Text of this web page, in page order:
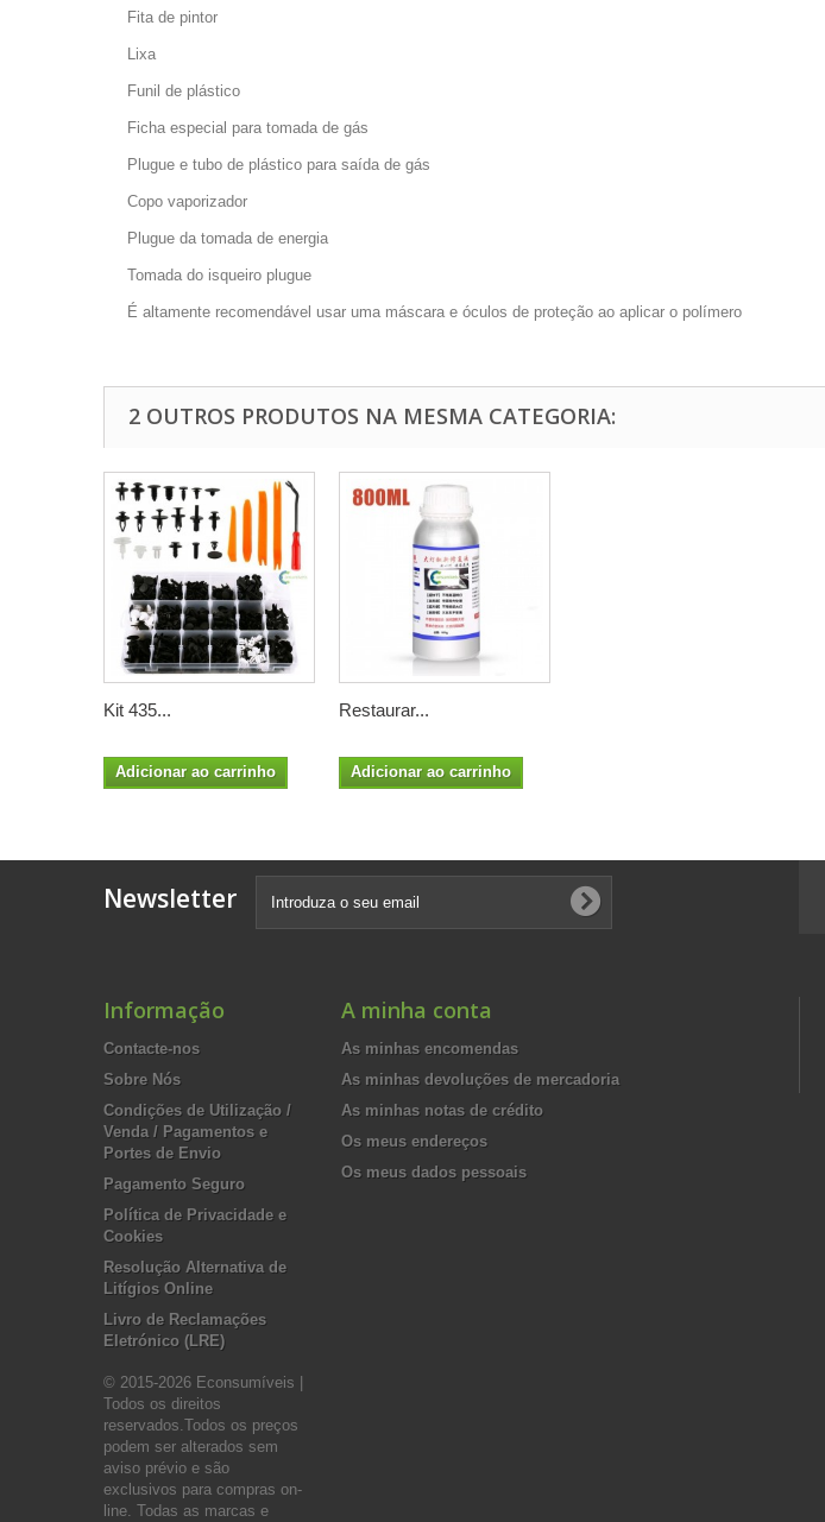
Fita de pintor
Lixa
Funil de plástico
Ficha especial para tomada de gás
Plugue e tubo de plástico para saída de gás
Copo vaporizador
Plugue da tomada de energia
Tomada do isqueiro plugue
É altamente recomendável usar uma máscara e óculos de proteção ao aplicar o polímero
2 OUTROS PRODUTOS NA MESMA CATEGORIA:
Kit 435...
Adicionar ao carrinho
Restaurar...
Adicionar ao carrinho
Newsletter
Informação
Contacte-nos
Sobre Nós
Condições de Utilização /
Venda / Pagamentos e
Portes de Envio
Pagamento Seguro
Política de Privacidade e
Cookies
Resolução Alternativa de
Litígios Online
Livro de Reclamações
Eletrónico (LRE)
© 2015-2026 Econsumíveis |
Todos os direitos
reservados.Todos os preços
podem ser alterados sem
aviso prévio e são
exclusivos para compras on-
line. Todas as marcas e
A minha conta
As minhas encomendas
As minhas devoluções de mercadoria
As minhas notas de crédito
Os meus endereços
Os meus dados pessoais